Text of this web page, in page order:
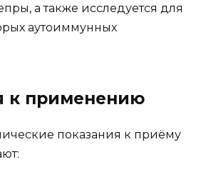
а также исследуется для
аутоиммунных
к применению
показания к приёму